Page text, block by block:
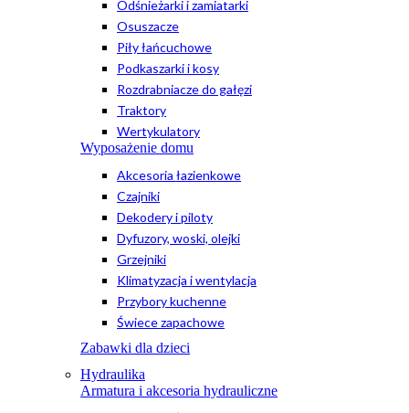
Odśnieżarki i zamiatarki
Osuszacze
Piły łańcuchowe
Podkaszarki i kosy
Rozdrabniacze do gałęzi
Traktory
Wertykulatory
Wyposażenie domu
Akcesoria łazienkowe
Czajniki
Dekodery i piloty
Dyfuzory, woski, olejki
Grzejniki
Klimatyzacja i wentylacja
Przybory kuchenne
Świece zapachowe
Zabawki dla dzieci
Hydraulika
Armatura i akcesoria hydrauliczne